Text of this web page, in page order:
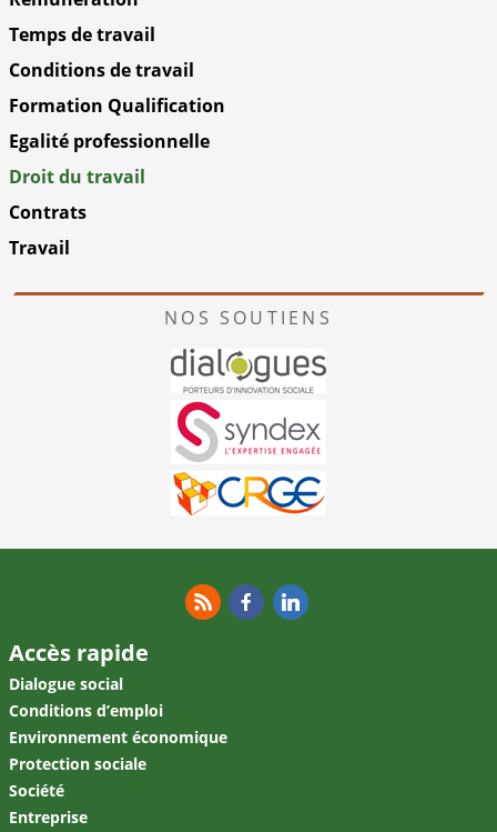
Temps de travail
Conditions de travail
Formation Qualification
Egalité professionnelle
Droit du travail
Contrats
Travail
NOS SOUTIENS
Accès rapide
Dialogue social
Conditions d’emploi
Environnement économique
Protection sociale
Société
Entreprise